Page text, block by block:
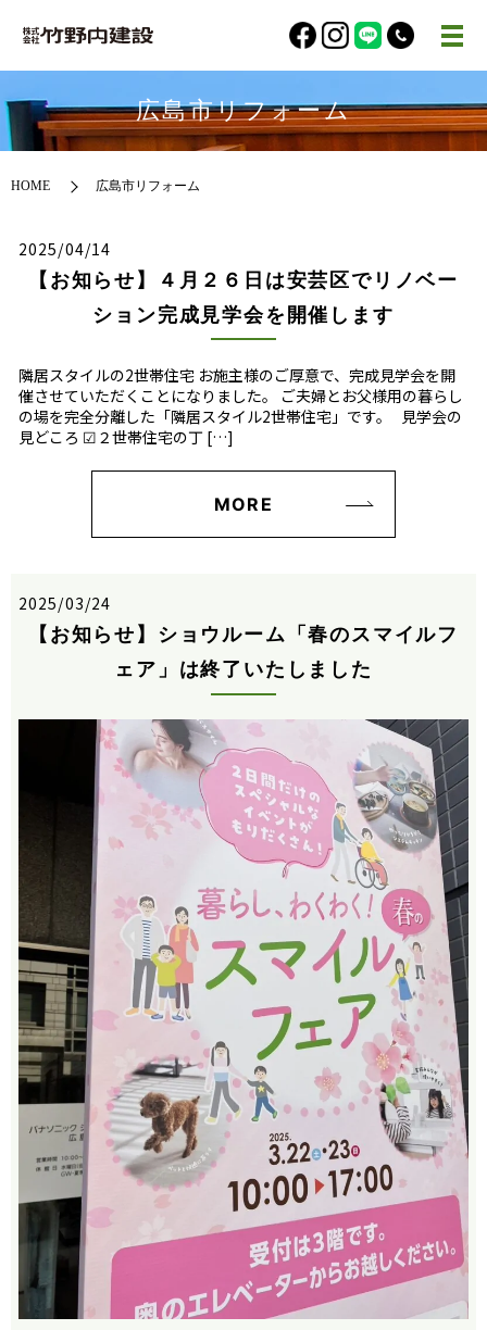
広島市リフォーム
HOME 広島市リフォーム
2025/04/14
【お知らせ】４月２６日は安芸区でリノベー
ション完成見学会を開催します
隣居スタイルの2世帯住宅 お施主様のご厚意で、完成見学会を開
催させていただくことになりました。 ご夫婦とお父様用の暮らし
の場を完全分離した「隣居スタイル2世帯住宅」です。 見学会の
見どころ ☑２世帯住宅の丁 […]
MORE
2025/03/24
【お知らせ】ショウルーム「春のスマイルフ
ェア」は終了いたしました